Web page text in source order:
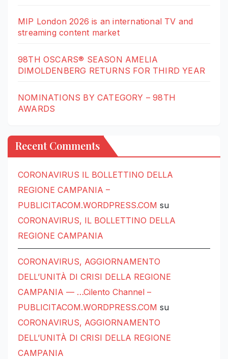
MIP London 2026 is an international TV and
streaming content market
98TH OSCARS® SEASON AMELIA
DIMOLDENBERG RETURNS FOR THIRD YEAR
NOMINATIONS BY CATEGORY – 98TH
AWARDS
Recent Comments
CORONAVIRUS IL BOLLETTINO DELLA
REGIONE CAMPANIA –
PUBLICITACOM.WORDPRESS.COM su
CORONAVIRUS, IL BOLLETTINO DELLA
REGIONE CAMPANIA
CORONAVIRUS, AGGIORNAMENTO
DELL’UNITÀ DI CRISI DELLA REGIONE
CAMPANIA — …Cilento Channel –
PUBLICITACOM.WORDPRESS.COM su
CORONAVIRUS, AGGIORNAMENTO
DELL’UNITÀ DI CRISI DELLA REGIONE
CAMPANIA